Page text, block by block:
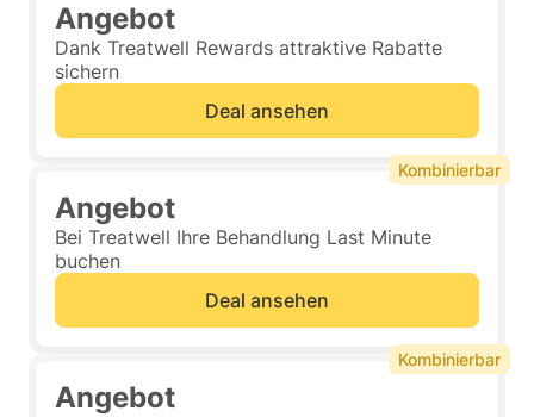
Angebot
Dank Treatwell Rewards attraktive Rabatte
sichern
Deal ansehen
Angebot
Bei Treatwell Ihre Behandlung Last Minute
buchen
Deal ansehen
Kombinierbar
Angebot
Kombinierbar